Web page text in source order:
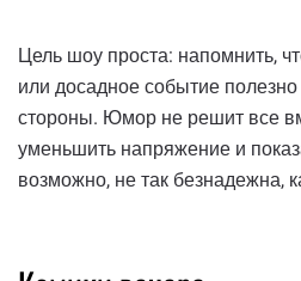
Цель шоу проста: напомнить,
или досадное событие полезно
стороны. Юмор не решит все
уменьшить напряжение и
возможно, не так безнадежна,